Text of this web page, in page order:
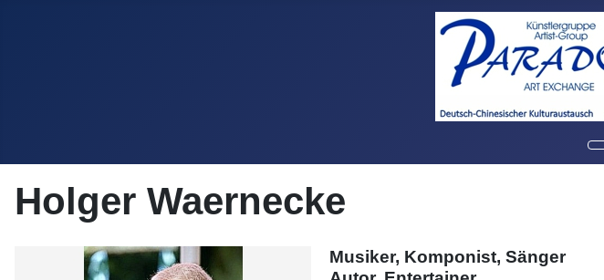
Holger Waernecke
Musiker, Komponist, Sänger